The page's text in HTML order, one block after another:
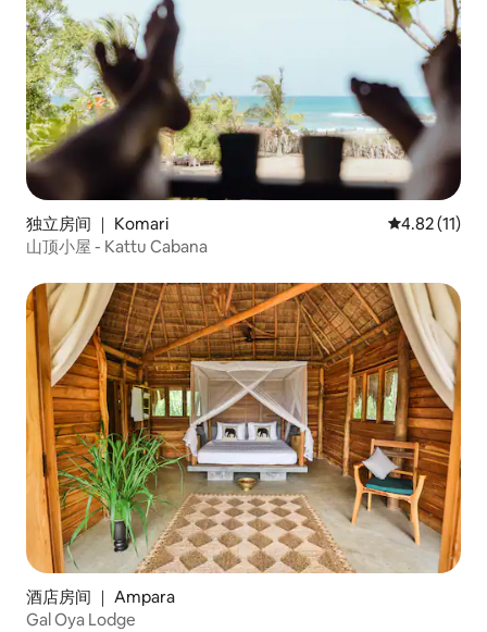
独立房间 ｜ Komari 平均评分
4.82 (11)
山顶小屋 - Kattu Cabana
酒店房间 ｜ Ampara
Gal Oya Lodge